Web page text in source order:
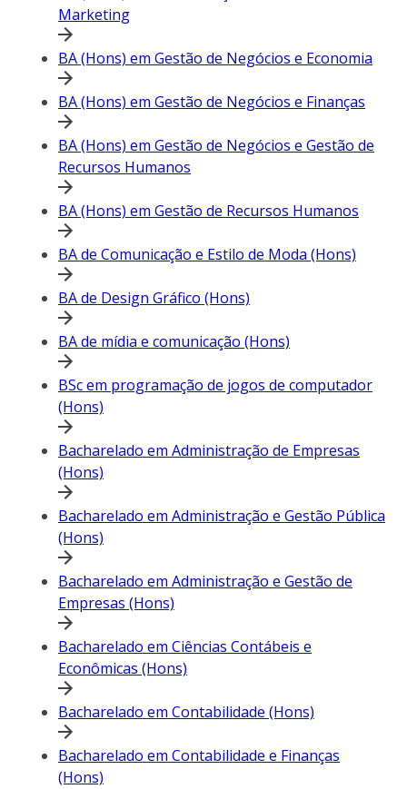
Marketing
BA (Hons) em Gestão de Negócios e Economia
BA (Hons) em Gestão de Negócios e Finanças
BA (Hons) em Gestão de Negócios e Gestão de
Recursos Humanos
BA (Hons) em Gestão de Recursos Humanos
BA de Comunicação e Estilo de Moda (Hons)
BA de Design Gráfico (Hons)
BA de mídia e comunicação (Hons)
BSc em programação de jogos de computador
(Hons)
Bacharelado em Administração de Empresas
(Hons)
Bacharelado em Administração e Gestão Pública
(Hons)
Bacharelado em Administração e Gestão de
Empresas (Hons)
Bacharelado em Ciências Contábeis e
Econômicas (Hons)
Bacharelado em Contabilidade (Hons)
Bacharelado em Contabilidade e Finanças
(Hons)